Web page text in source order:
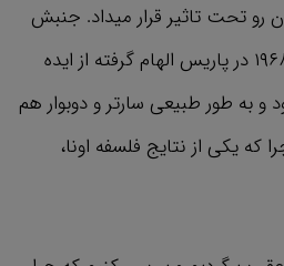
رو تحت تاثیر قرار میداد. جنبش
های دانشجویی و کارگری ۱۹۶۸ در پاریس الهام گرفته از ایده
و به طور طبیعی سارتر و دوبوار هم
یکی از نتایج فلسفه اونا،